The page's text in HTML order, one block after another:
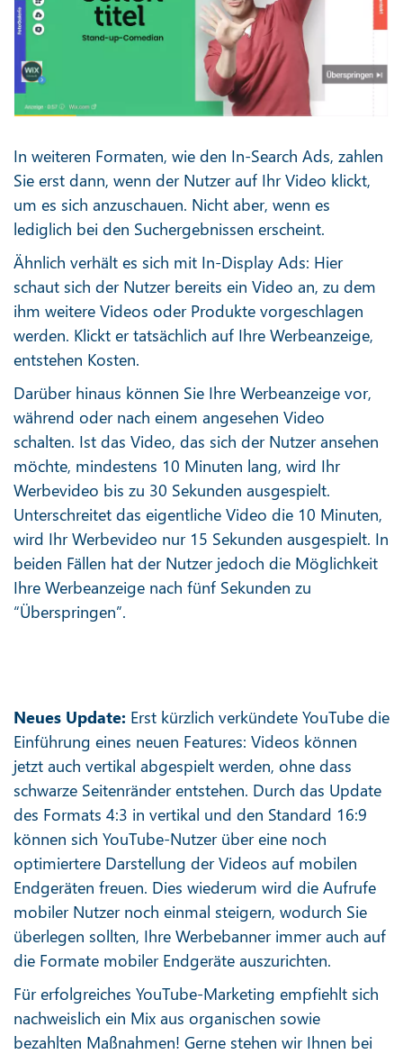
In weiteren Formaten, wie den In-Search Ads, zahlen
Sie erst dann, wenn der Nutzer auf Ihr Video klickt,
um es sich anzuschauen. Nicht aber, wenn es
lediglich bei den Suchergebnissen erscheint.
Ähnlich verhält es sich mit In-Display Ads: Hier
schaut sich der Nutzer bereits ein Video an, zu dem
ihm weitere Videos oder Produkte vorgeschlagen
werden. Klickt er tatsächlich auf Ihre Werbeanzeige,
entstehen Kosten.
Darüber hinaus können Sie Ihre Werbeanzeige vor,
während oder nach einem angesehen Video
schalten. Ist das Video, das sich der Nutzer ansehen
möchte, mindestens 10 Minuten lang, wird Ihr
Werbevideo bis zu 30 Sekunden ausgespielt.
Unterschreitet das eigentliche Video die 10 Minuten,
wird Ihr Werbevideo nur 15 Sekunden ausgespielt. In
beiden Fällen hat der Nutzer jedoch die Möglichkeit
Ihre Werbeanzeige nach fünf Sekunden zu
“Überspringen”.
Neues Update: Erst kürzlich verkündete YouTube die
Einführung eines neuen Features: Videos können
jetzt auch vertikal abgespielt werden, ohne dass
schwarze Seitenränder entstehen. Durch das Update
des Formats 4:3 in vertikal und den Standard 16:9
können sich YouTube-Nutzer über eine noch
optimiertere Darstellung der Videos auf mobilen
Endgeräten freuen. Dies wiederum wird die Aufrufe
mobiler Nutzer noch einmal steigern, wodurch Sie
überlegen sollten, Ihre Werbebanner immer auch auf
die Formate mobiler Endgeräte auszurichten.
Für erfolgreiches YouTube-Marketing empfiehlt sich
nachweislich ein Mix aus organischen sowie
bezahlten Maßnahmen! Gerne stehen wir Ihnen bei